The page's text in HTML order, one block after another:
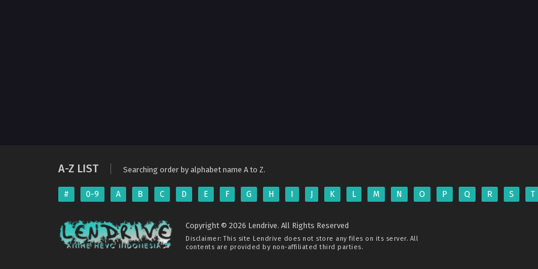
A-Z LIST Searching order by alphabet name A to Z.
# 0-9 A B C D E F G H I J K L M N O P Q R S T
Copyright © 2026 Lendrive. All Rights Reserved
Disclaimer: This site Lendrive does not store any files on its server. All
contents are provided by non-affiliated third parties.